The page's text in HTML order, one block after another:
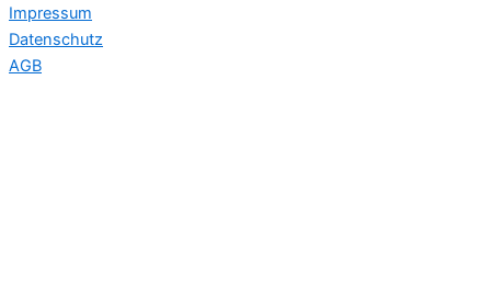
Impressum
Datenschutz
AGB